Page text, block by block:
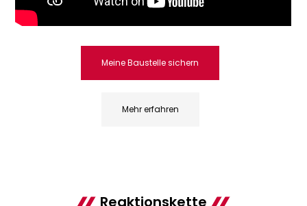
Meine Baustelle sichern
Mehr erfahren
Reaktionskette